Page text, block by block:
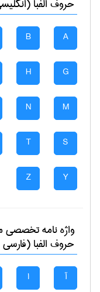
حروف الفبا
A
B
G
H
M
N
S
T
Y
Z
واژه نامه تخصصی
حروف الفبا
آ ا